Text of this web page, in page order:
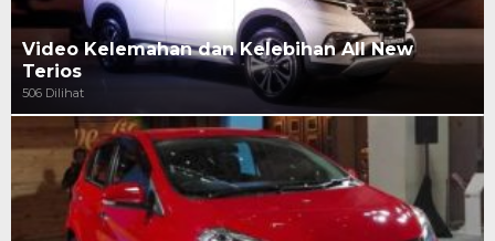
Video Kelemahan dan Kelebihan All New
Terios
506 Dilihat